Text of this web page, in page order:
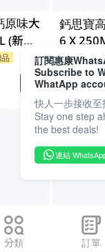
原味大
(新舊
鈣思寶
6 X
2件$54
$33.00
分類 訂單
訂閱惠康
Subscribe to
WhatApp
快人一步接收至
Stay one step
the best deals!
連結